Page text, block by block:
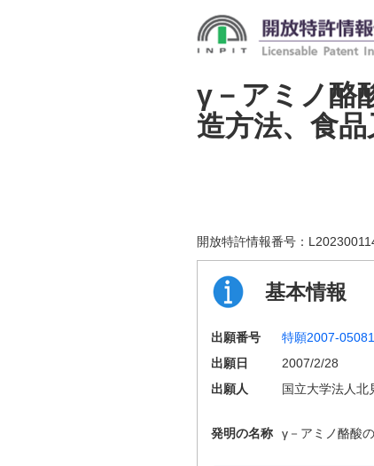
γ－アミノ酪
造方法、食
開放特許情報番号：
基本情報
出願番号 特願2007-
出願日
2007/2/28
出願人
国立大学法人北
発明の名称 γ－アミノ酪酸